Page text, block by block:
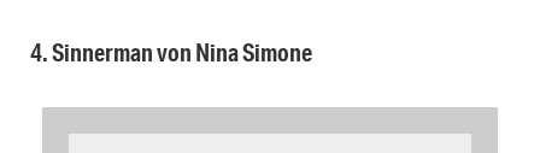
4. Sinnerman von Nina Simone